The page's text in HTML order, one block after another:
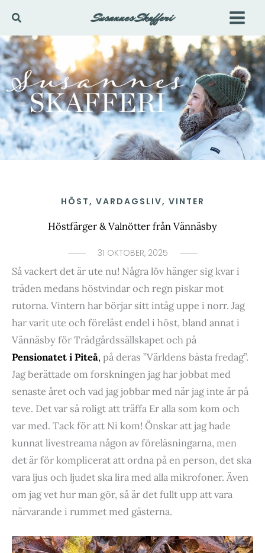
innehåll
Sök Susannes Skafferi
HÖST, VARDAGSLIV, VINTER
Höstfärger & Valnötter från Vännäsby
31 OKTOBER, 2025
Så vackert det är ute nu! Några löv hänger sig kvar i
träden medans höstvindar och regn piskar mot
rutorna. Vintern har börjar sitt intåg uppe i norr. Jag
har varit ute och föreläst endel i höst, bland annat i
Vännäsby för Trädgårdssällskapet och på
Pensionatet i Piteå, på deras ”Världens bästa fredag”.
Jag berättade om forskningen jag har jobbat med
senaste året och vad jag jobbar med när jag inte är på
teve. Det var så roligt att träffa Er alla som kom och
var med. Tack för att Ni kom! Önskar att jag hade
kunnat livestreama någon av föreläsningarna, men
det är för komplicerat att ordna på en person, det ska
vara ljus och ljudet ska lira med alla mikrofoner. Även
om jag vet hur man gör, så är det fullt upp att vara
närvarande i rummet med gästerna.